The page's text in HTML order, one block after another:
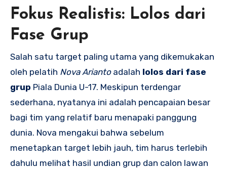
Fokus Realistis: Lolos dari
Fase Grup
Salah satu target paling utama yang dikemukakan
oleh pelatih Nova Ariantoadalah lolos dari fase
grup Piala Dunia U-17. Meskipun terdengar
sederhana, nyatanya ini adalah pencapaian besar
bagi tim yang relatif baru menapaki panggung
dunia. Nova mengakui bahwa sebelum
menetapkan target lebih jauh, tim harus terlebih
dahulu melihat hasil undian grup dan calon lawan